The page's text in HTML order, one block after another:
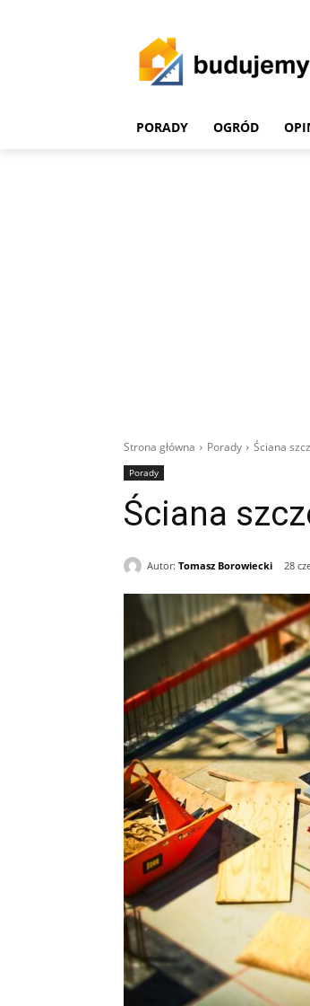
PORADY OGRÓD
Strona główna Porady Ściana
Porady
Ściana
Autor: Tomasz Borowiecki 28